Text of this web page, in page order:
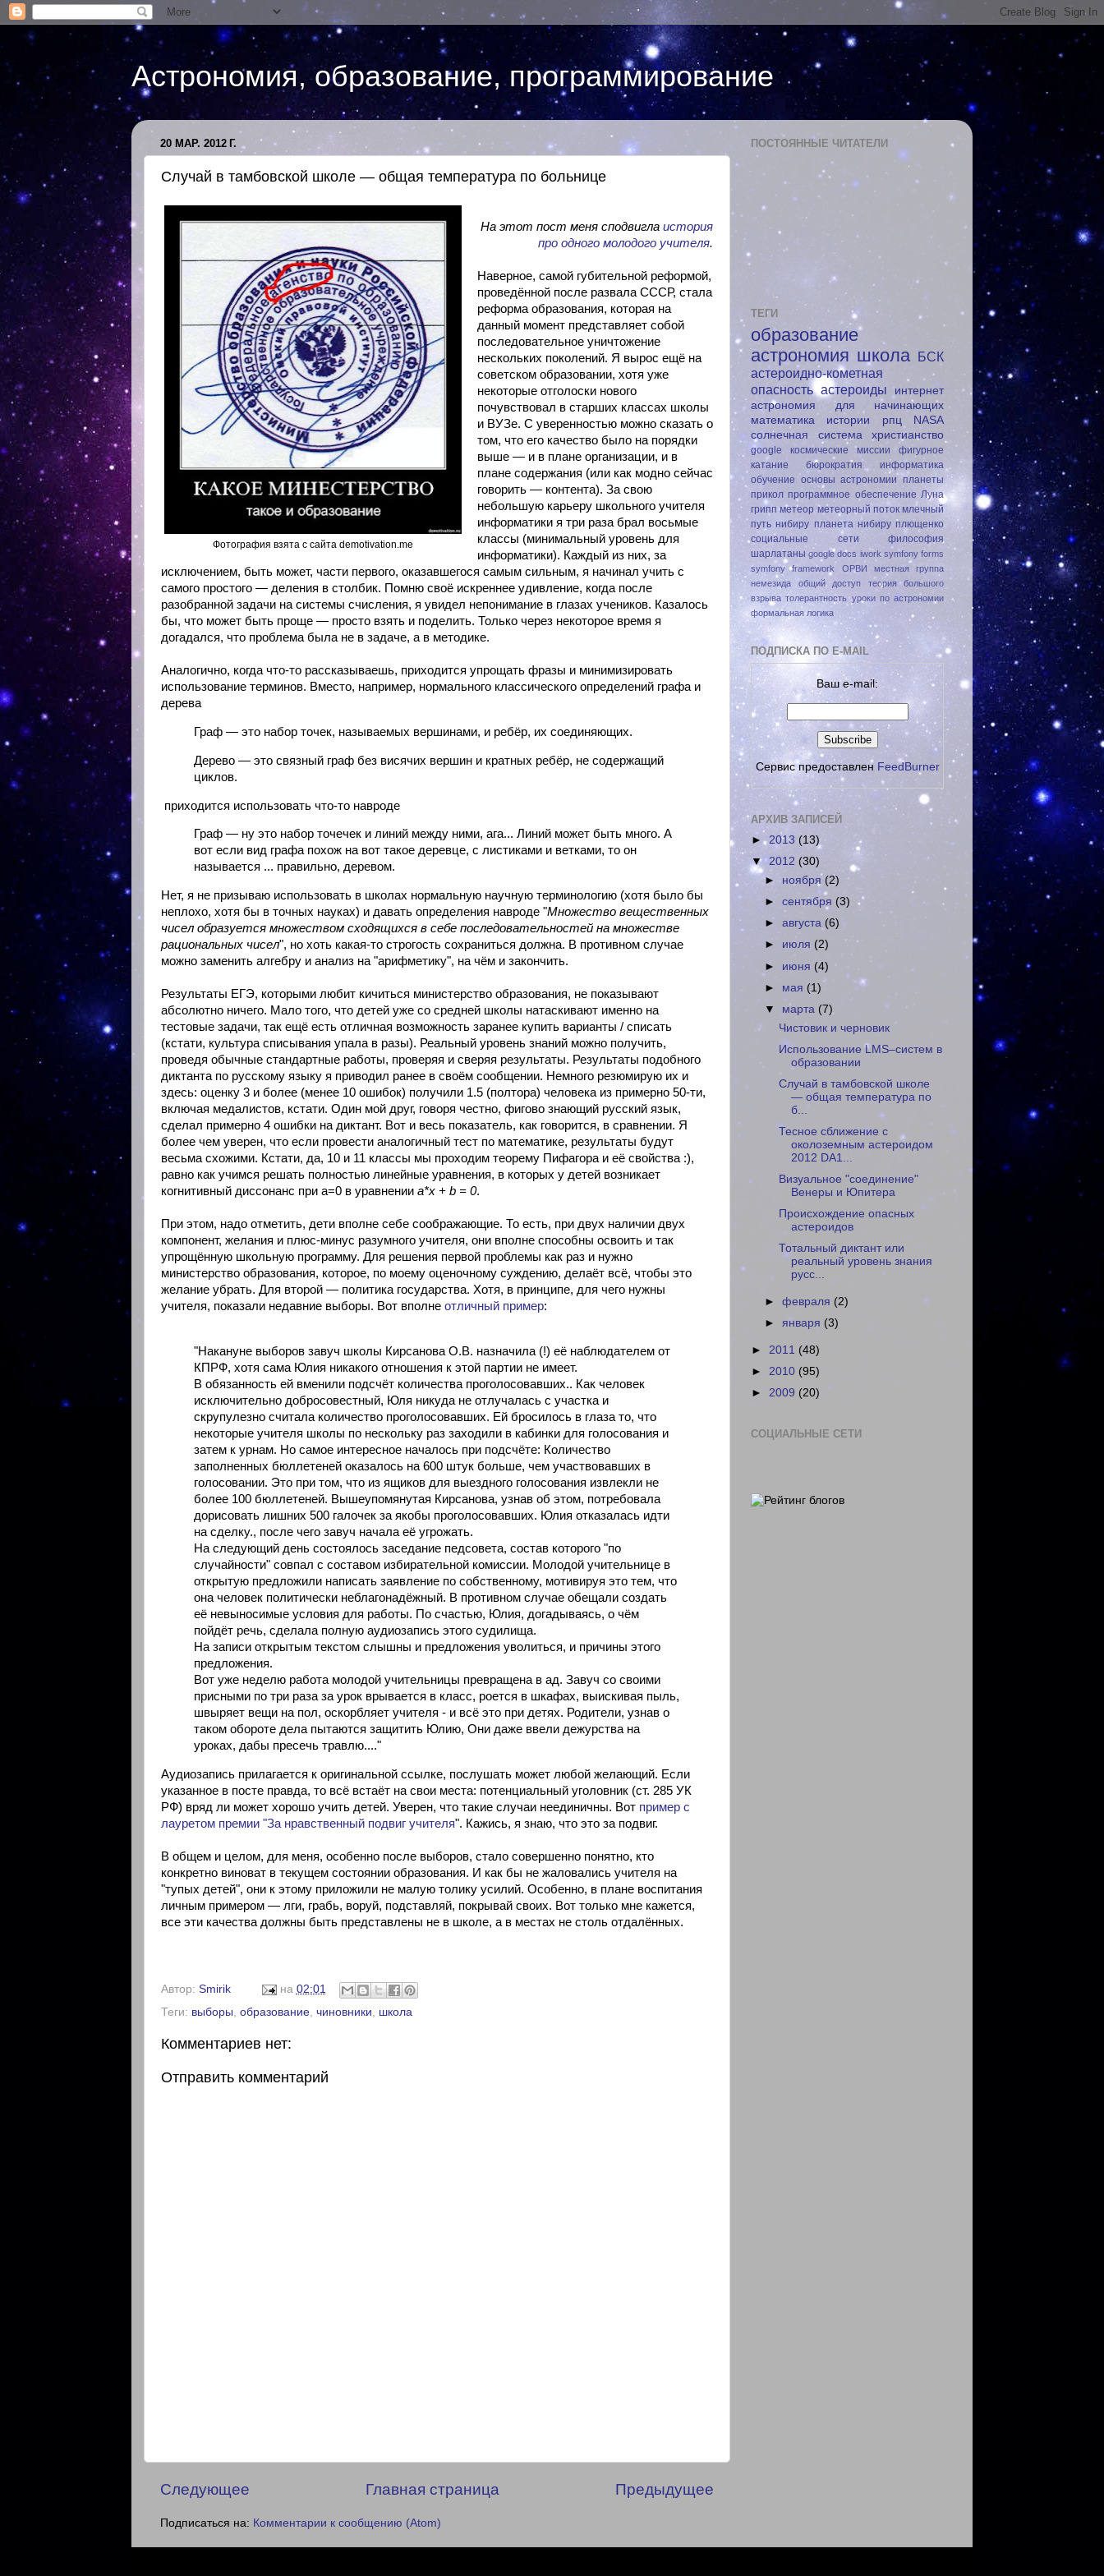
Астрономия, образование, программирование
20 МАР. 2012 Г.
Случай в тамбовской школе — общая температура по больнице
Фотография взята с сайта demotivation.me
На этот пост меня сподвигла история
про одного молодого учителя.
Наверное, самой губительной реформой,
проведённой после развала СССР, стала
реформа образования, которая на
данный момент представляет собой
последовательное уничтожение
нескольких поколений. Я вырос ещё на
советском образовании, хотя уже
некоторые отголоски нового
почувствовал в старших классах школы
и ВУЗе. С уверенностью можно сказать о
том, что его качество было на порядки
выше — и в плане организации, и в
плане содержания (или как модно сейчас
говорить — контента). За свою
небольшую карьеру школьного учителя
информатики я три раза брал восьмые
классы (минимальный уровень для
информатики). Каждый из них, за
исключением, быть может, части первого, оказавшегося самым сильным, я начинал учить с
самого простого — деления в столбик. Помню своё искреннее удивление, когда после
разобранной задачи на системы счисления, я увидел непонимание в глазах учеников. Казалось
бы, что может быть проще — просто взять и поделить. Только через некоторое время я
догадался, что проблема была не в задаче, а в методике.
Аналогично, когда что-то рассказываешь, приходится упрощать фразы и минимизировать
использование терминов. Вместо, например, нормального классического определений графа и
дерева
Граф — это набор точек, называемых вершинами, и ребёр, их соединяющих.
Дерево — это связный граф без висячих вершин и кратных ребёр, не содержащий
циклов.
приходится использовать что-то навроде
Граф — ну это набор точечек и линий между ними, ага... Линий может быть много. А
вот если вид графа похож на вот такое деревце, с листиками и ветками, то он
называется ... правильно, деревом.
Нет, я не призываю использовать в школах нормальную научную терминологию (хотя было бы
неплохо, хотя бы в точных науках) и давать определения навроде "Множество вещественных
чисел образуется множеством сходящихся в себе последовательностей на множестве
рациональных чисел", но хоть какая-то строгость сохраниться должна. В противном случае
можно заменить алгебру и анализ на "арифметику", на чём и закончить.
Результаты ЕГЭ, которыми любит кичиться министерство образования, не показывают
абсолютно ничего. Мало того, что детей уже со средней школы натаскивают именно на
тестовые задачи, так ещё есть отличная возможность заранее купить варианты / списать
(кстати, культура списывания упала в разы). Реальный уровень знаний можно получить,
проведя обычные стандартные работы, проверяя и сверяя результаты. Результаты подобного
диктанта по русскому языку я приводил ранее в своём сообщении. Немного резюмирую их и
здесь: оценку 3 и более (менее 10 ошибок) получили 1.5 (полтора) человека из примерно 50-ти,
включая медалистов, кстати. Один мой друг, говоря честно, фигово знающий русский язык,
сделал примерно 4 ошибки на диктант. Вот и весь показатель, как говорится, в сравнении. Я
более чем уверен, что если провести аналогичный тест по математике, результаты будут
весьма схожими. Кстати, да, 10 и 11 классы мы проходим теорему Пифагора и её свойства :),
равно как учимся решать полностью линейные уравнения, в которых у детей возникает
когнитивный диссонанс при a=0 в уравнении a*x + b = 0.
При этом, надо отметить, дети вполне себе соображающие. То есть, при двух наличии двух
компонент, желания и плюс-минус разумного учителя, они вполне способны освоить и так
упрощённую школьную программу. Для решения первой проблемы как раз и нужно
министерство образования, которое, по моему оценочному суждению, делаёт всё, чтобы это
желание убрать. Для второй — политика государства. Хотя, в принципе, для чего нужны
учителя, показали недавние выборы. Вот вполне отличный пример:
"Накануне выборов завуч школы Кирсанова О.В. назначила (!) её наблюдателем от
КПРФ, хотя сама Юлия никакого отношения к этой партии не имеет.
В обязанность ей вменили подсчёт количества проголосовавших.. Как человек
исключительно добросовестный, Юля никуда не отлучалась с участка и
скрупулезно считала количество проголосовавших. Ей бросилось в глаза то, что
некоторые учителя школы по нескольку раз заходили в кабинки для голосования и
затем к урнам. Но самое интересное началось при подсчёте: Количество
заполненных бюллетеней оказалось на 600 штук больше, чем участвовавших в
голосовании. Это при том, что из ящиков для выездного голосования извлекли не
более 100 бюллетеней. Вышеупомянутая Кирсанова, узнав об этом, потребовала
дорисовать лишних 500 галочек за якобы проголосовавших. Юлия отказалась идти
на сделку., после чего завуч начала её угрожать.
На следующий день состоялось заседание педсовета, состав которого "по
случайности" совпал с составом избирательной комиссии. Молодой учительнице в
открытую предложили написать заявление по собственному, мотивируя это тем, что
она человек политически неблагонадёжный. В противном случае обещали создать
её невыносимые условия для работы. По счастью, Юлия, догадываясь, о чём
пойдёт речь, сделала полную аудиозапись этого судилища.
На записи открытым текстом слышны и предложения уволиться, и причины этого
предложения.
Вот уже неделю работа молодой учительницы превращена в ад. Завуч со своими
присными по три раза за урок врывается в класс, роется в шкафах, выискивая пыль,
швыряет вещи на пол, оскорбляет учителя - и всё это при детях. Родители, узнав о
таком обороте дела пытаются защитить Юлию, Они даже ввели дежурства на
уроках, дабы пресечь травлю...."
Аудиозапись прилагается к оригинальной ссылке, послушать может любой желающий. Если
указанное в посте правда, то всё встаёт на свои места: потенциальный уголовник (ст. 285 УК
РФ) вряд ли может хорошо учить детей. Уверен, что такие случаи неединичны. Вот пример с
лауретом премии "За нравственный подвиг учителя". Кажись, я знаю, что это за подвиг.
В общем и целом, для меня, особенно после выборов, стало совершенно понятно, кто
конкретно виноват в текущем состоянии образования. И как бы не жаловались учителя на
"тупых детей", они к этому приложили не малую толику усилий. Особенно, в плане воспитания
личным примером — лги, грабь, воруй, подставляй, покрывай своих. Вот только мне кажется,
все эти качества должны быть представлены не в школе, а в местах не столь отдалённых.
Автор: Smirik на 02:01
Теги: выборы, образование, чиновники, школа
Комментариев нет:
Отправить комментарий
Следующее Предыдущее
Главная страница
Подписаться на: Комментарии к сообщению (Atom)
ПОСТОЯННЫЕ ЧИТАТЕЛИ
ТЕГИ
образование
астрономия школа БСК
астероидно-кометная
опасность астероиды
интернет
астрономия для начинающих
математика
истории рпц
NASA
солнечная система
христианство
google космические миссии
фигурное
катание
бюрократия
информатика
обучение основы астрономии планеты
прикол программное обеспечение Луна
грипп метеор метеорный поток млечный
путь нибиру планета нибиру плющенко
социальные сети
философия
шарлатаны google docs iwork symfony forms
symfony framework
ОРВИ
местная группа
немезида
общий доступ
теория большого
взрыва толерантность уроки по астрономии
формальная логика
ПОДПИСКА ПО E-MAIL
Ваш e-mail:
Сервис предоставлен FeedBurner
АРХИВ ЗАПИСЕЙ
►2013 (13)
▼2012 (30)
► ноября (2)
►сентября (3)
►августа (6)
► июля (2)
► июня(4)
► мая (1)
▼ марта (7)
Чистовик и черновик
Использование LMS–систем в
образовании
Случай в тамбовской школе
— общая температура по
б...
Тесное сближение с
околоземным астероидом
2012 DA1...
Визуальное "соединение"
Венеры и Юпитера
Происхождение опасных
астероидов
Тотальный диктант или
реальный уровень знания
русс...
►февраля (2)
►января (3)
► 2011 (48)
► 2010 (95)
► 2009 (20)
СОЦИАЛЬНЫЕ СЕТИ